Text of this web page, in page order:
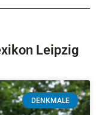
Leipzig
DENKMALE